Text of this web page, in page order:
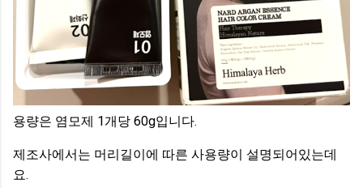
용량은 염모제 1개당 60g입니다.
제조사에서는 머리길이에 따른 사용량이 설명되어있는데
요.